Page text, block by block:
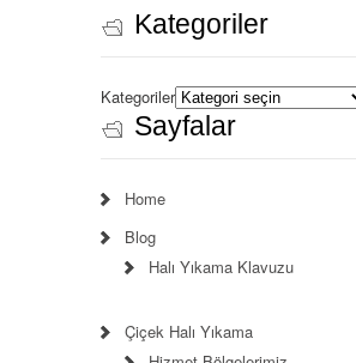
Kategoriler
Kategoriler
Sayfalar
Home
Blog
Halı Yıkama Klavuzu
Çiçek Halı Yıkama